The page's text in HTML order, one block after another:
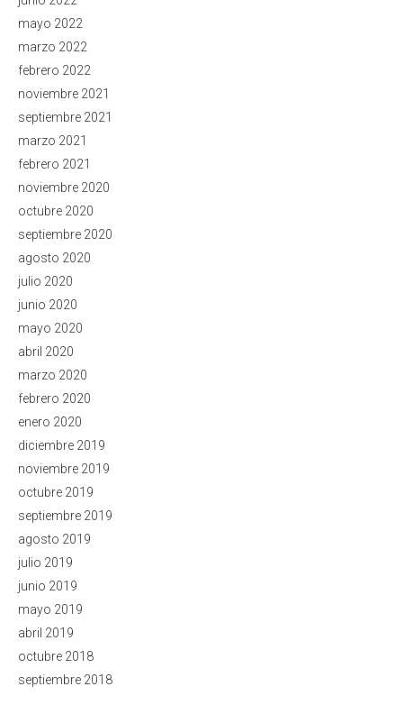
mayo 2022
marzo 2022
febrero 2022
noviembre 2021
septiembre 2021
marzo 2021
febrero 2021
noviembre 2020
octubre 2020
septiembre 2020
agosto 2020
julio 2020
junio 2020
mayo 2020
abril 2020
marzo 2020
febrero 2020
enero 2020
diciembre 2019
noviembre 2019
octubre 2019
septiembre 2019
agosto 2019
julio 2019
junio 2019
mayo 2019
abril 2019
octubre 2018
septiembre 2018